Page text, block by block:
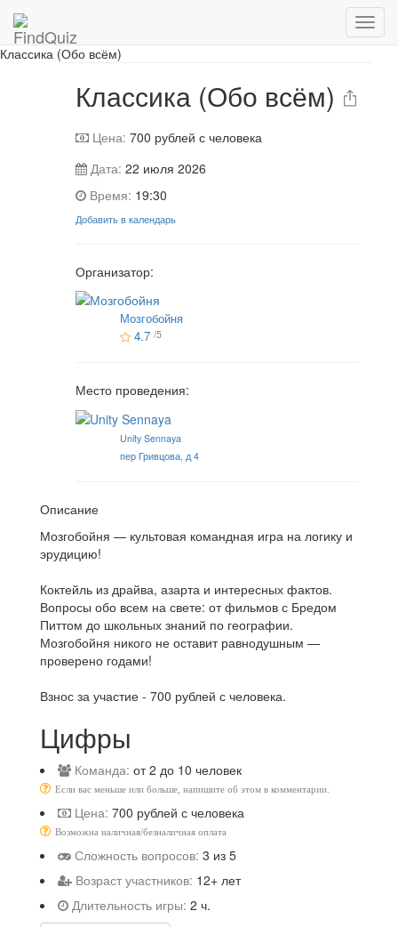
Классика (Обо всём)
Классика (Обо всём)
Цена: 700 рублей с человека
Дата: 22 июля 2026
Время: 19:30
Добавить в календарь
Организатор:
Мозгобойня
4.7 /5
Место проведения:
Unity Sennaya
пер Гривцова, д 4
Описание
Мозгобойня — культовая командная игра на логику и
эрудицию!
Коктейль из драйва, азарта и интересных фактов.
Вопросы обо всем на свете: от фильмов с Бредом
Питтом до школьных знаний по географии.
Мозгобойня никого не оставит равнодушным —
проверено годами!
Взнос за участие - 700 рублей с человека.
Цифры
Команда: от 2 до 10 человек
Если вас меньше или больше, напишите об этом в комментарии.
Цена: 700 рублей с человека
Возможна наличная/безналичная оплата
Сложность вопросов: 3 из 5
Возраст участников: 12+ лет
Длительность игры: 2 ч.